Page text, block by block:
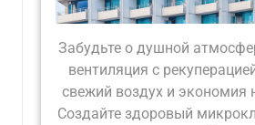
Забудьте о душной
вентиляция с
свежий воздух и экономия
Создайте здоровый